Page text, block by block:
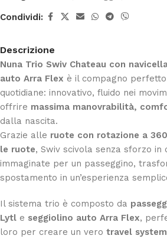
Condividi:
Descrizione
Nuna Trio Swiv Chateau con
auto Arra Flex è il compagno
quotidiane: innovativo, fluido nei
offrire massima manovrabilità,
dalla nascita.
Grazie alle ruote con rotazione a
le ruote, Swiv scivola senza sforzo in
immaginate per un passeggino,
spostamento in un’esperienza
Il sistema trio è composto da
Lytl e seggiolino auto Arra Flex,
loro per creare un vero travel system